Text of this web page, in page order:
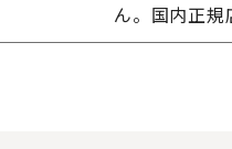
ん。国内正規